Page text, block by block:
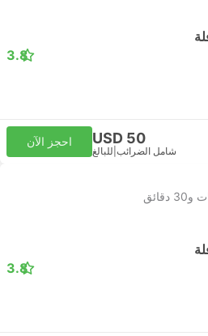
3.8
USD 50
شامل الضرائب للبالغ
احجز الآن
3.8